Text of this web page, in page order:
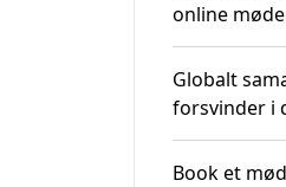
online
Globalt
forsvinder i
Book et